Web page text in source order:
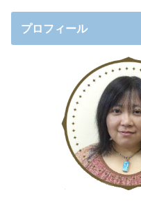
プロフィール